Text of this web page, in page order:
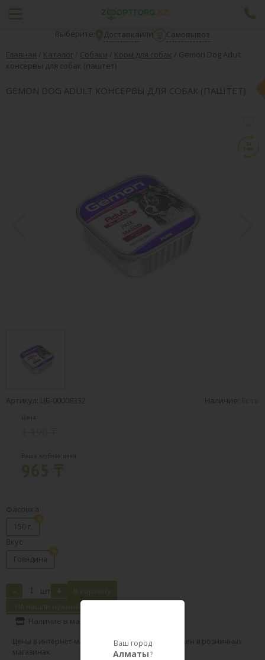
Выберите: Доставкаили
Самовывоз
Главная / Каталог / Собаки / Корм для собак / Gemon Dog Adult
консервы для собак (паштет)
GEMON DOG ADULT КОНСЕРВЫ ДЛЯ СОБАК (ПАШТЕТ)
Артикул: ЦБ-00008332 Наличие: Есть
Цена:
Ваша клубная цена:
Фасовка
150 г.
Вкус
Говядина
- шт + В корзину
Не нашли нужный товар?
Наличие в магазинах
Цены в интернет-магазине могут отличаться от цен в розничных
магазинах.
Ваш город
Алматы?